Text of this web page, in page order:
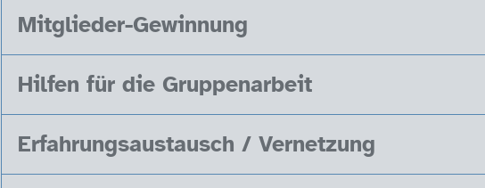
Mitglieder-Gewinnung
Hilfen für die Gruppenarbeit
Erfahrungsaustausch / Vernetzung